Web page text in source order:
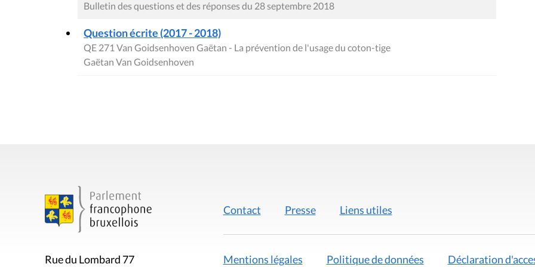
Bulletin des questions et des réponses du 28 septembre 2018
Question écrite (2017 - 2018)
QE 271 Van Goidsenhoven Gaëtan - La prévention de l'usage du coton-tige
Gaëtan Van Goidsenhoven
Rue du Lombard 77
Contact Presse Liens utiles
Mentions légales Politique de données Déclaration